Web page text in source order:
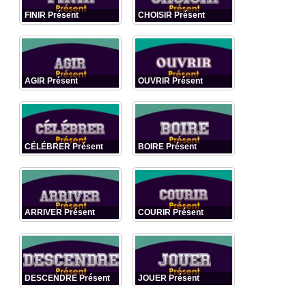
FINIR Présent CHOISIR Présent
AGIR Présent OUVRIR Présent
CÉLÉBRER Présent BOIRE Présent
ARRIVER Présent COURIR Présent
DESCENDRE Présent JOUER Présent